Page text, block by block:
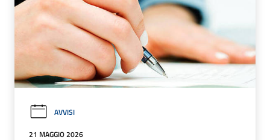
AVVISI
21 MAGGIO 2026